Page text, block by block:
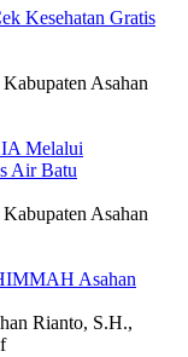
Kesehatan Gratis
Asahan
Melalui
Air Batu
Asahan
Asahan
Rianto, S.H.,